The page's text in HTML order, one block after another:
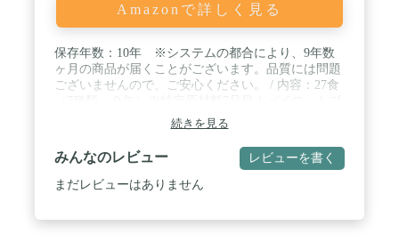
Amazonで詳しく見る
保存年数：10年 ※システムの都合により、9年数
ヶ月の商品が届くことがございます。品質には問題
ございませんので、ご安心ください。 / 内容：27食
レッドクラッカー（18枚）2缶、ポテトシチュー 1
缶、マッシュルームピラフ 1缶、りんごシリアル 1
缶、野菜シチュー 1缶、ミネストローネスープ 1
缶、ミックス温シリアル 2缶、外箱１箱 / 容器：缶
詰 / アルパインエアは、独自の技術で10年の長期保
続きを見る
みんなのレビュー レビューを書く
まだレビューはありません